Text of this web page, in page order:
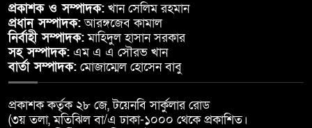
প্রকাশক ও সম্পাদক: খান সেলিম রহমান
প্রধান সম্পাদক:আরঙ্গজেব কামাল
নির্বাহী সম্পাদক:মাহিদুল হাসান সরকার
সহ সম্পাদক: এম এ এ সৌরভ খান
বার্তা সম্পাদক: মোজাম্মেল হোসেন বাবু
প্রকাশক কর্তৃক ২৮ জে, টয়েনবি সার্কুলার রোড
(৩য় তলা, মতিঝিল বা/এ ঢাকা-১০০০ থেকে প্রকাশিত।